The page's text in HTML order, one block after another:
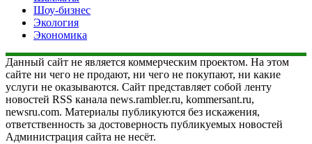
Шоу-бизнес
Экология
Экономика
Данный сайт не является коммерческим проектом. На этом
сайте ни чего не продают, ни чего не покупают, ни какие
услуги не оказываются. Сайт представляет собой ленту
новостей RSS канала news.rambler.ru, kommersant.ru,
newsru.com. Материалы публикуются без искажения,
ответственность за достоверность публикуемых новостей
Администрация сайта не несёт.